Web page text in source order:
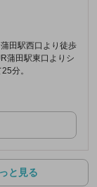
田駅西口より徒歩
蒲田駅東口よりシ
分。
と見る